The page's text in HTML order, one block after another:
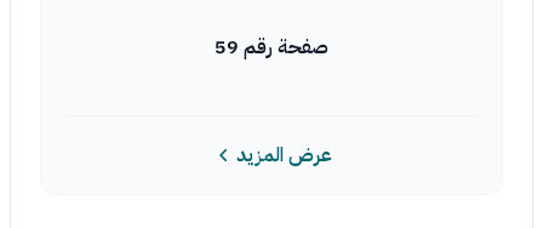
صفحة رقم 59
عرض المزيد